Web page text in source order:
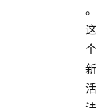
。
这
个
新
活